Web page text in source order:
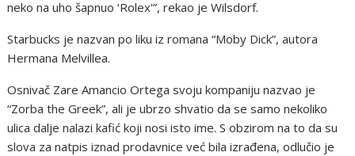
neko na uho šapnuo ‘Rolex'”, rekao je Wilsdorf.
Starbucks je nazvan po liku iz romana “Moby Dick”, autora
Hermana Melvillea.
Osnivač Zare Amancio Ortega svoju kompaniju nazvao je
“Zorba the Greek”, ali je ubrzo shvatio da se samo nekoliko
ulica dalje nalazi kafić koji nosi isto ime. S obzirom na to da su
slova za natpis iznad prodavnice već bila izrađena, odlučio je